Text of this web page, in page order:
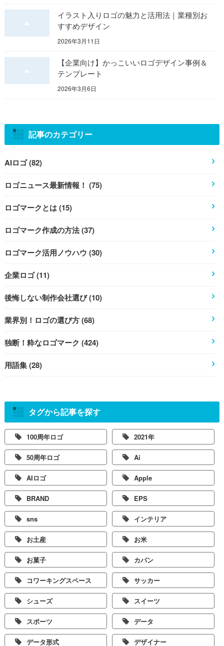
イラスト入りロゴの魅力と活用法｜業種別お
すすめデザイン
2026年3月11日
【企業向け】かっこいいロゴデザイン事例＆
テンプレート
2026年3月6日
記事のカテゴリー
AIロゴ (82)
ロゴニュース最新情報！ (75)
ロゴマークとは (15)
ロゴマーク作成の方法 (37)
ロゴマーク活用ノウハウ (30)
企業ロゴ (11)
後悔しない制作会社選び (10)
業界別！ロゴの選び方 (68)
独断！粋なロゴマーク (424)
用語集 (28)
タグから記事を探す
100周年ロゴ 2021年
50周年ロゴ Ai
AIロゴ Apple
BRAND EPS
sns インテリア
お土産 お米
お菓子 カバン
コワーキングスペース サッカー
シューズ スイーツ
スポーツ データ
データ形式 デザイナー